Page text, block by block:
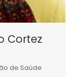
Cortez
de Saúde